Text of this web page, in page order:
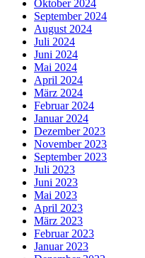
Oktober 2024
September 2024
August 2024
Juli 2024
Juni 2024
Mai 2024
April 2024
März 2024
Februar 2024
Januar 2024
Dezember 2023
November 2023
September 2023
Juli 2023
Juni 2023
Mai 2023
April 2023
März 2023
Februar 2023
Januar 2023